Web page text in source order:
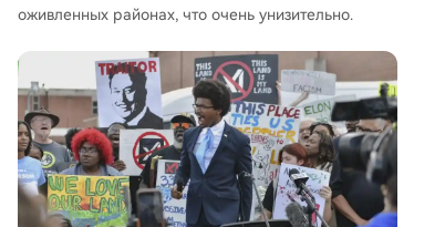
оживленных районах, что очень унизительно.